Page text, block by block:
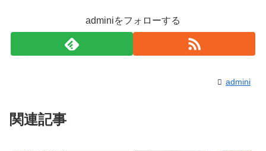
adminiをフォローする
admini
関連記事